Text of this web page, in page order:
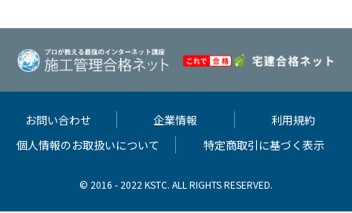
お問い合わせ 企業情報
利用規約
個人情報のお取扱いについて
特定商取引に基づく表示
© 2016 - 2022 KSTC. ALL RIGHTS RESERVED.